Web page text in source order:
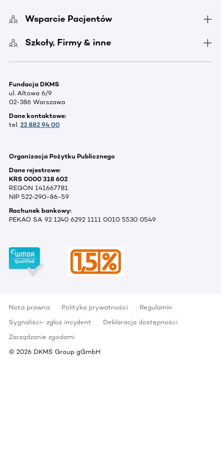
Wsparcie Pacjentów
Szkoły, Firmy & inne
Fundacja DKMS
ul. Altowa 6/9
02-386 Warszawa
Dane kontaktowe:
tel. 22 882 94 00
Organizacja Pożytku Publicznego
Dane rejestrowe:
KRS 0000 318 602
REGON 141667781
NIP 522-290-86-59
Rachunek bankowy:
PEKAO SA 92 1240 6292 1111 0010 5530 0549
Nota prawna Polityka prywatności
Regulamin
Sygnaliści- zgłoś incydent
Deklaracja dostępności
Zarządzanie zgodami
© 2026 DKMS Group gGmbH